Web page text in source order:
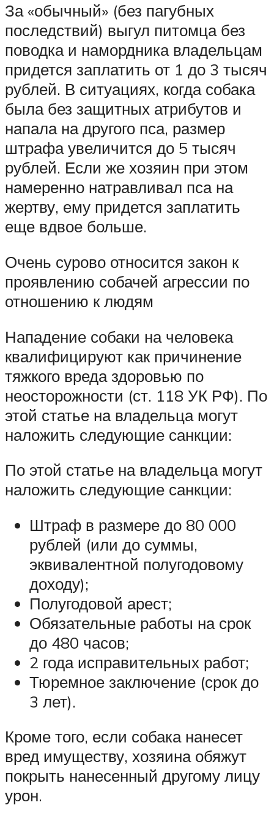
За «обычный» (без пагубных
последствий) выгул питомца без
поводка и намордника владельцам
придется заплатить от 1 до 3 тысяч
рублей. В ситуациях, когда собака
была без защитных атрибутов и
напала на другого пса, размер
штрафа увеличится до 5 тысяч
рублей. Если же хозяин при этом
намеренно натравливал пса на
жертву, ему придется заплатить
еще вдвое больше.
Очень сурово относится закон к
проявлению собачей агрессии по
отношению к людям
Нападение собаки на человека
квалифицируют как причинение
тяжкого вреда здоровью по
неосторожности (ст. 118 УК РФ). По
этой статье на владельца могут
наложить следующие санкции:
По этой статье на владельца могут
наложить следующие санкции:
Штраф в размере до 80 000
рублей (или до суммы,
эквивалентной полугодовому
доходу);
Полугодовой арест;
Обязательные работы на срок
до 480 часов;
2 года исправительных работ;
Тюремное заключение (срок до
3 лет).
Кроме того, если собака нанесет
вред имуществу, хозяина обяжут
покрыть нанесенный другому лицу
урон.